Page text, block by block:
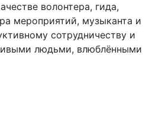
волонтера, гида,
мероприятий, музыканта и
сотрудничеству и
людьми, влюблёнными